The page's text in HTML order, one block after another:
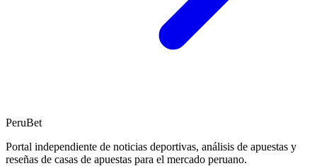
PeruBet
Portal independiente de noticias deportivas, análisis de apuestas y
reseñas de casas de apuestas para el mercado peruano.